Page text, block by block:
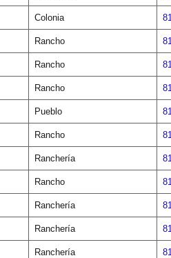
Colonia
Rancho
Rancho
Rancho
Pueblo
Rancho
Ranchería
Rancho
Ranchería
Ranchería
Ranchería